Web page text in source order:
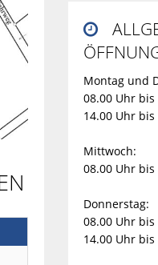

Montag und
08.00 Uhr
14.00 Uhr
Mittwoch:
08.00 Uhr
Donnerstag:
08.00 Uhr
14.00 Uhr